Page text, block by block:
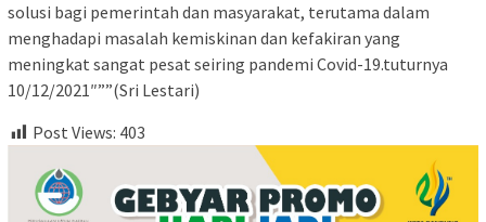
solusi bagi pemerintah dan masyarakat, terutama dalam
menghadapi masalah kemiskinan dan kefakiran yang
meningkat sangat pesat seiring pandemi Covid-19.tuturnya
10/12/2021″””(Sri Lestari)
Post Views: 403